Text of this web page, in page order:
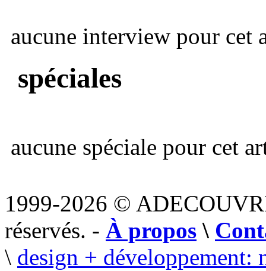
aucune interview pour cet
spéciales
aucune spéciale pour cet
1999-2026 ©
réservés. - À propos \
\ design + développement: